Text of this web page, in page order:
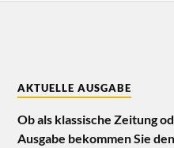
AKTUELLE AUSGABE
Ob als klassische Zeitung
Ausgabe bekommen Sie